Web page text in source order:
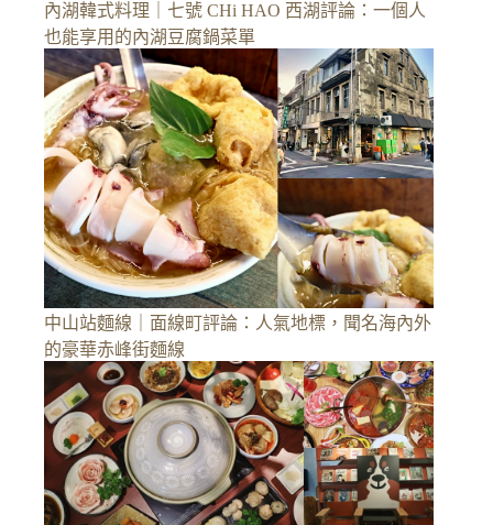
內湖韓式料理｜七號 CHi HAO 西湖評論：一個人
也能享用的內湖豆腐鍋菜單
中山站麵線｜面線町評論：人氣地標，聞名海內外
的豪華赤峰街麵線